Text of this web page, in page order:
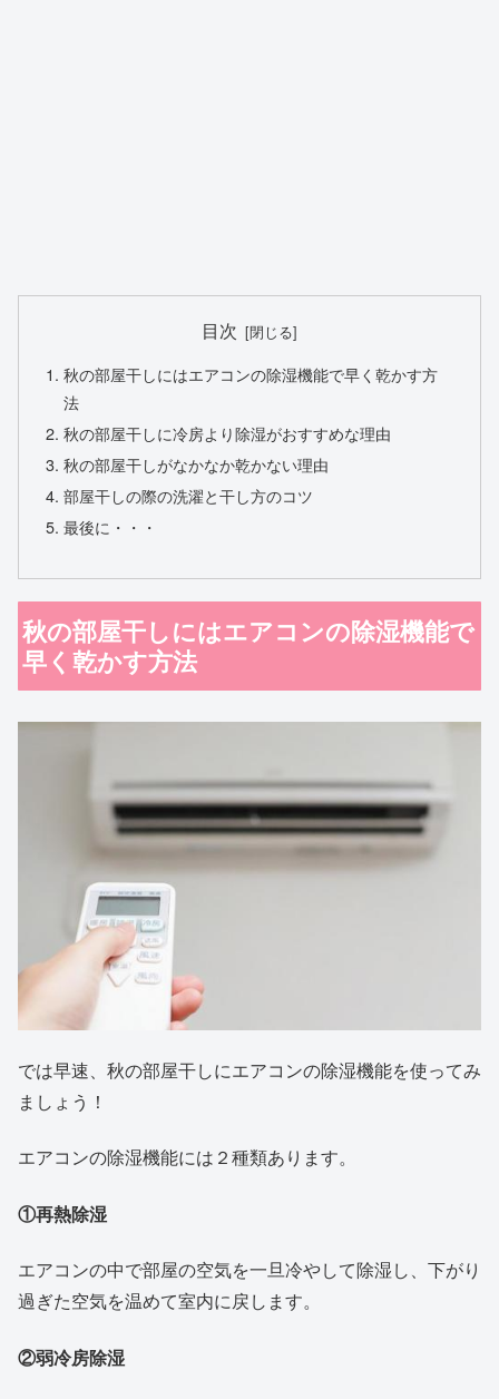
目次
秋の部屋干しにはエアコンの除湿機能で早く乾かす方
法
秋の部屋干しに冷房より除湿がおすすめな理由
秋の部屋干しがなかなか乾かない理由
部屋干しの際の洗濯と干し方のコツ
最後に・・・
秋の部屋干しにはエアコンの除湿機能で
早く乾かす方法
では早速、秋の部屋干しにエアコンの除湿機能を使ってみ
ましょう！
エアコンの除湿機能には２種類あります。
①再熱除湿
エアコンの中で部屋の空気を一旦冷やして除湿し、下がり
過ぎた空気を温めて室内に戻します。
②弱冷房除湿